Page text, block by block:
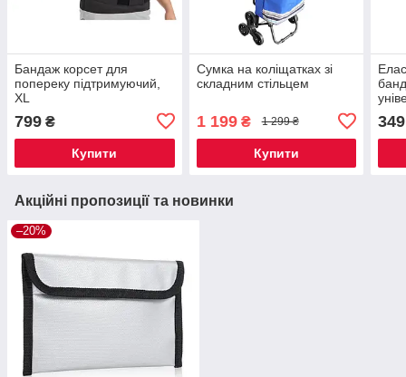
Бандаж корсет для
попереку підтримуючий,
XL
799 ₴
Купити
Сумка на коліщатках зі
складним стільцем
1 199₴ 1 299 ₴
Купити
349
Акційні пропозиції та новинки
–20%